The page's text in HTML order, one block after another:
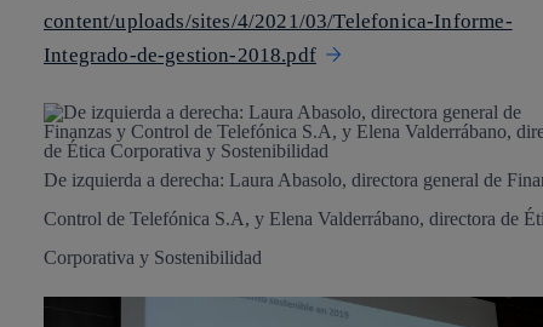
content/uploads/sites/4/2021/03/Telefonica-Informe-
Integrado-de-gestion-2018.pdf
De izquierda a derecha: Laura Abasolo, directora general de
Control de Telefónica S.A, y Elena Valderrábano, directora de
Corporativa y Sostenibilidad